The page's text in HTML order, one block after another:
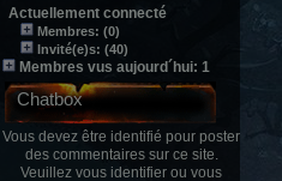
Actuellement connecté
Membres: (0)
Invité(e)s: (40)
Membres vus aujourd´hui: 1
Chatbox
Vous devez être identifié pour poster
des commentaires sur ce site.
Veuillez vous identifier ou vous